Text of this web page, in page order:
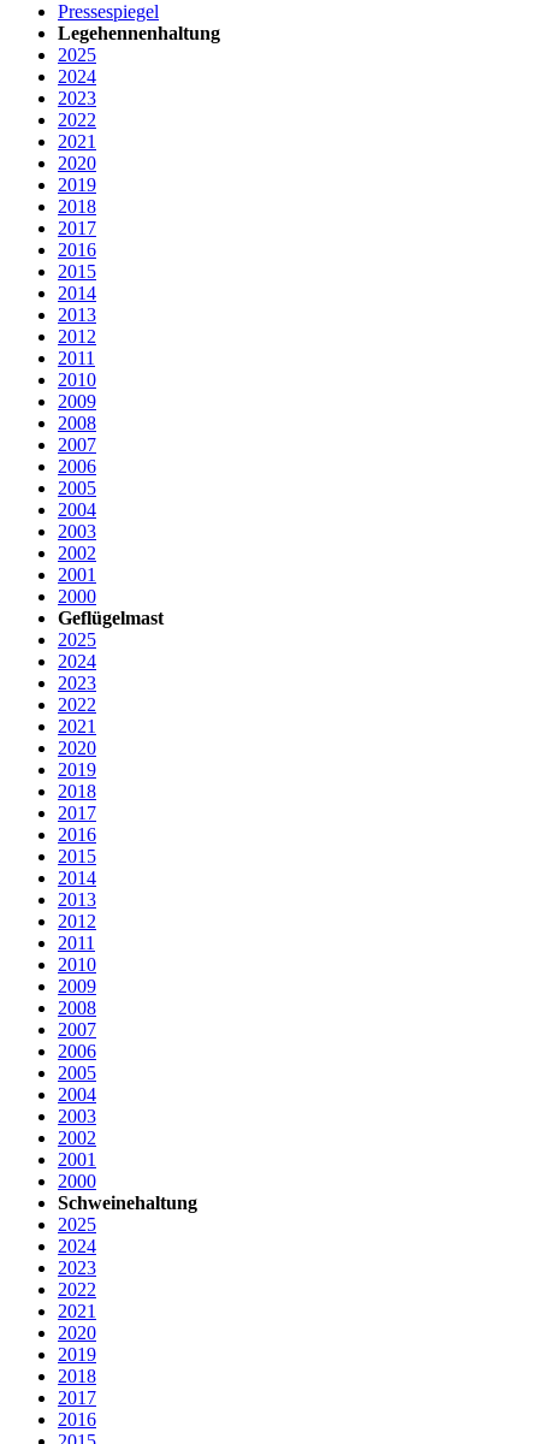
Pressespiegel
Legehennenhaltung
2025
2024
2023
2022
2021
2020
2019
2018
2017
2016
2015
2014
2013
2012
2011
2010
2009
2008
2007
2006
2005
2004
2003
2002
2001
2000
Geflügelmast
2025
2024
2023
2022
2021
2020
2019
2018
2017
2016
2015
2014
2013
2012
2011
2010
2009
2008
2007
2006
2005
2004
2003
2002
2001
2000
Schweinehaltung
2025
2024
2023
2022
2021
2020
2019
2018
2017
2016